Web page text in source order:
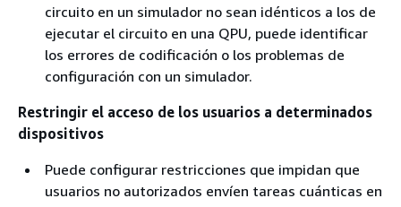
circuito en un simulador no sean idénticos a los de
ejecutar el circuito en una QPU, puede identificar
los errores de codificación o los problemas de
configuración con un simulador.
Restringir el acceso de los usuarios a determinados
dispositivos
Puede configurar restricciones que impidan que
usuarios no autorizados envíen tareas cuánticas en